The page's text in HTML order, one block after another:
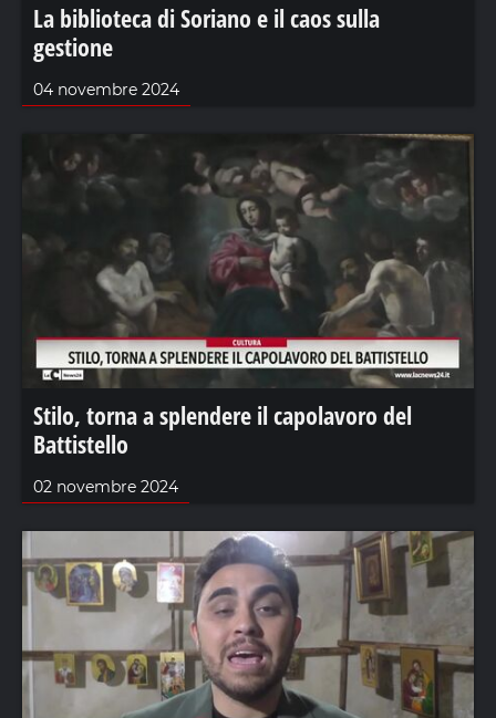
La biblioteca di Soriano e il caos sulla
gestione
04 novembre 2024
Stilo, torna a splendere il capolavoro del
Battistello
02 novembre 2024